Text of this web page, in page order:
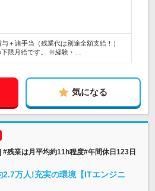
＋諸手当（残業代は別途全額支給！）
限月給です。 ※経験・…
気になる
残業は月平均約11h程度#年間休日123日
万人!充実の環境【ITエンジニ